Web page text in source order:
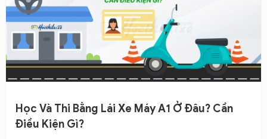
Học Và Thi Bằng Lái Xe Máy A1 Ở Đâu? Cần
Điều Kiện Gì?